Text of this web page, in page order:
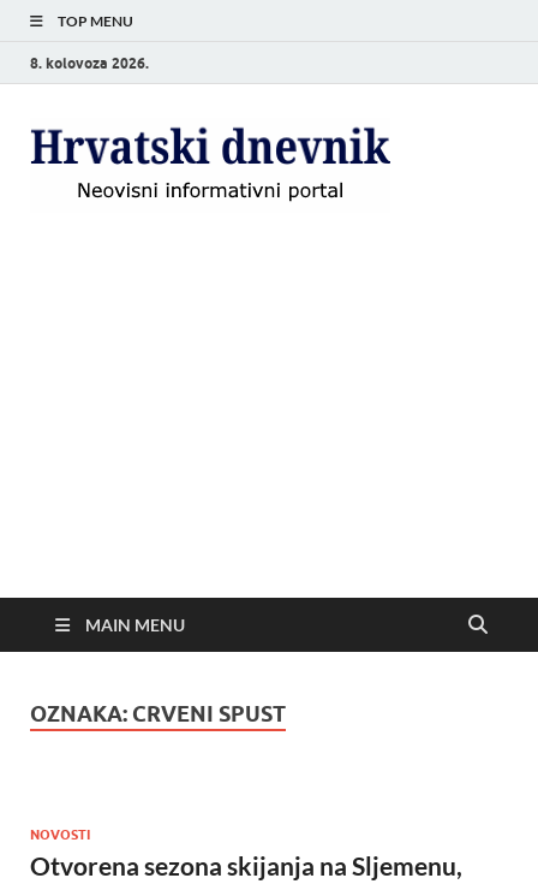
TOP MENU
8. kolovoza 2026.
MAIN MENU
OZNAKA: CRVENI SPUST
NOVOSTI
Otvorena sezona skijanja na Sljemenu,